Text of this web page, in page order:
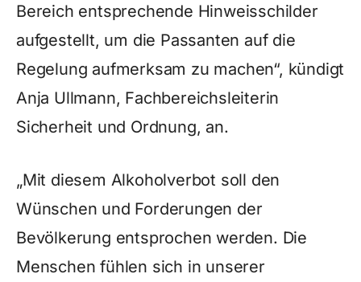
Bereich entsprechende Hinweisschilder
aufgestellt, um die Passanten auf die
Regelung aufmerksam zu machen“, kündigt
Anja Ullmann, Fachbereichsleiterin
Sicherheit und Ordnung, an.
„Mit diesem Alkoholverbot soll den
Wünschen und Forderungen der
Bevölkerung entsprochen werden. Die
Menschen fühlen sich in unserer